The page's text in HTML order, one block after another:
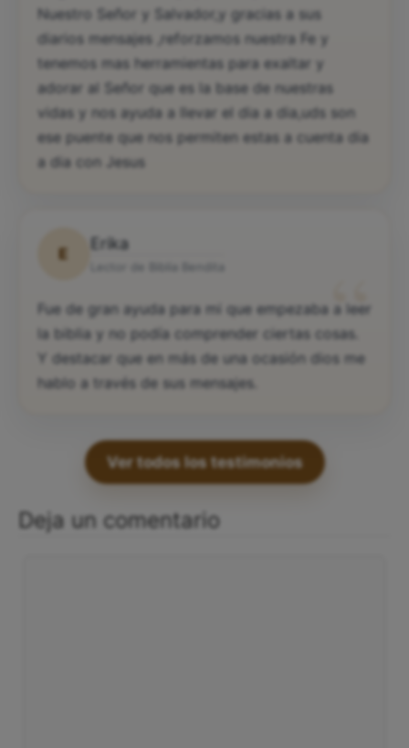
Nuestro Señor y Salvador,y gracias a sus
diarios mensajes ,reforzamos nuestra Fe y
tenemos mas herramientas para exaltar y
adorar al Señor que es la base de nuestras
vidas y nos ayuda a llevar el dia a dia,uds son
ese puente que nos permiten estas a cuenta dia
a dia con Jesus
E
Erika
“
Fue de gran ayuda para mi que empezaba a leer
la biblia y no podía comprender ciertas cosas.
Y destacar que en más de una ocasión dios me
hablo a través de sus mensajes.
Ver todos los testimonios
Deja un comentario